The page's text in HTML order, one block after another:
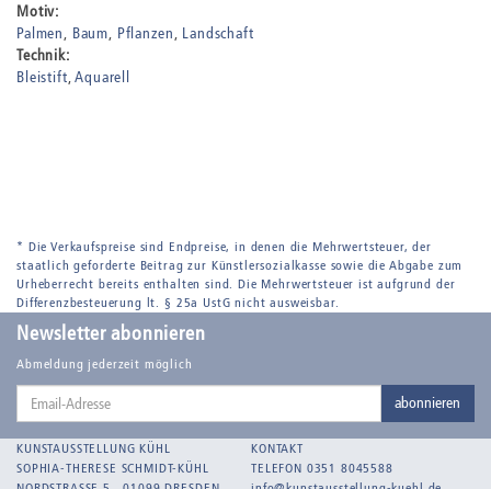
Motiv:
Palmen
Baum Pflanzen Landschaft
Technik:
Bleistift Aquarell
* Die Verkaufspreise sind Endpreise, in denen die Mehrwertsteuer, der
staatlich geforderte Beitrag zur Künstlersozialkasse sowie die Abgabe zum
Urheberrecht bereits enthalten sind. Die Mehrwertsteuer ist aufgrund der
Differenzbesteuerung lt. § 25a UstG nicht ausweisbar.
Newsletter abonnieren
Abmeldung jederzeit möglich
Email-
abonnieren
KUNSTAUSSTELLUNG KÜHL
SOPHIA-THERESE SCHMIDT-KÜHL
KONTAKT
TELEFON 0351 8045588